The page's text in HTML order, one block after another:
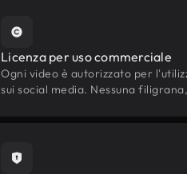
Licenza per uso commerciale
Ogni video è autorizzato per
sui social media. Nessuna